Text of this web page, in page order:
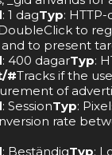
: 1 dagTyp:
to
to present
: 400 dagarTyp:
#Tracks if the
of
: SessionTyp:
rate
: BeständigTyp: